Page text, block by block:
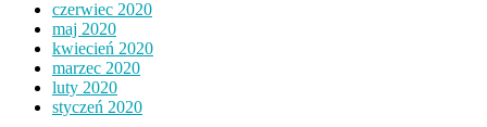
czerwiec 2020
maj 2020
kwiecień 2020
marzec 2020
luty 2020
styczeń 2020